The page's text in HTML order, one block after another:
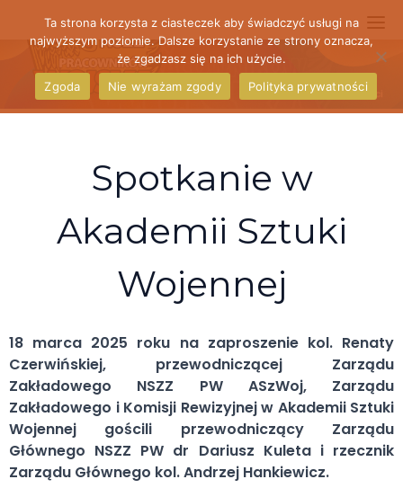
Aktualności
Spotkanie w
Akademii Sztuki
Wojennej
18 marca 2025 roku na zaproszenie kol. Renaty
Czerwińskiej, przewodniczącej Zarządu
Zakładowego NSZZ PW ASzWoj, Zarządu
Zakładowego i Komisji Rewizyjnej w Akademii Sztuki
Wojennej gościli przewodniczący Zarządu
Głównego NSZZ PW dr Dariusz Kuleta i rzecznik
Zarządu Głównego kol. Andrzej Hankiewicz.
Ta strona korzysta z ciasteczek aby świadczyć usługi na
najwyższym poziomie. Dalsze korzystanie ze strony oznacza,
że zgadzasz się na ich użycie.
Zgoda
Nie wyrażam zgody Polityka prywatności